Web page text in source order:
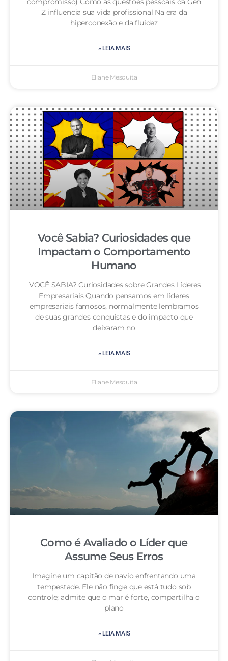
Z influencia sua vida profissional Na era da
hiperconexão e da fluidez
» LEIA MAIS
Eliane Mesquita
Você Sabia? Curiosidades que
Impactam o Comportamento
Humano
VOCÊ SABIA? Curiosidades sobre Grandes Líderes
Empresariais Quando pensamos em líderes
empresariais famosos, normalmente lembramos
de suas grandes conquistas e do impacto que
deixaram no
» LEIA MAIS
Eliane Mesquita
Como é Avaliado o Líder que
Assume Seus Erros
Imagine um capitão de navio enfrentando uma
tempestade. Ele não finge que está tudo sob
controle; admite que o mar é forte, compartilha o
plano
» LEIA MAIS